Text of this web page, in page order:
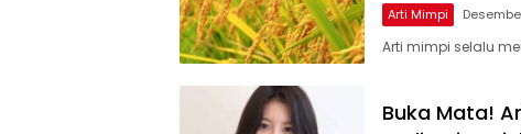
Arti Mimpi
Arti mimpi selalu
Buka Mata!